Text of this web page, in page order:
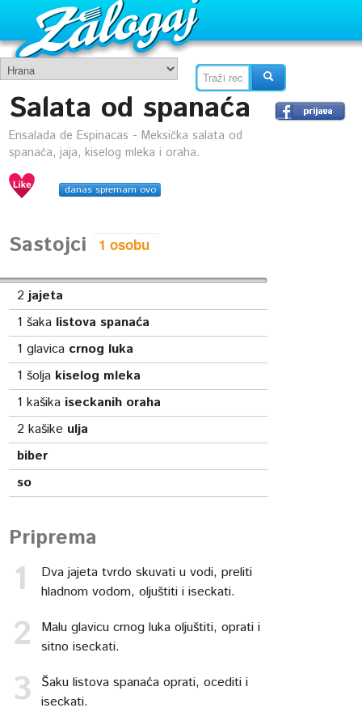
Salata od spanaća
Ensalada de Espinacas - Meksička salata od
spanaća, jaja, kiselog mleka i oraha.
danas spremam ovo
Sastojci
2 jajeta
1 šaka listova spanaća
1 glavica crnog luka
1 šolja kiselog mleka
1 kašika iseckanih oraha
2 kašike ulja
biber
so
Priprema
Dva jajeta tvrdo skuvati u vodi, preliti
hladnom vodom, oljuštiti i iseckati.
Malu glavicu crnog luka oljuštiti, oprati i
sitno iseckati.
Šaku listova spanaća oprati, ocediti i
iseckati.